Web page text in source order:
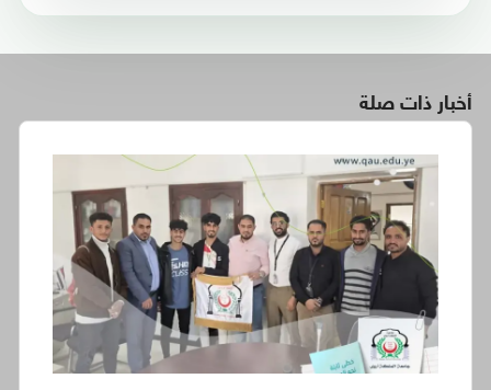
أخبار ذات صلة